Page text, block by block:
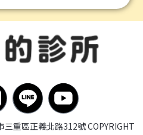
三重區正義北路312號COPYRIGHT